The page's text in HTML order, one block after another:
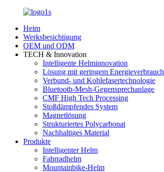
Heim
Werksbesichtigung
OEM und ODM
TECH & Innovation
Intelligente Helminnovation
Lösung mit geringem Energieverbrauch
Verbund- und Kohlefasertechnologie
Bluetooth-Mesh-Gegensprechanlage
CMF High Tech Processing
Stoßdämpfendes System
Magnetlösung
Strukturiertes Polycarbonat
Nachhaltiges Material
Produkte
Intelligenter Helm
Fahrradhelm
Mountainbike-Helm